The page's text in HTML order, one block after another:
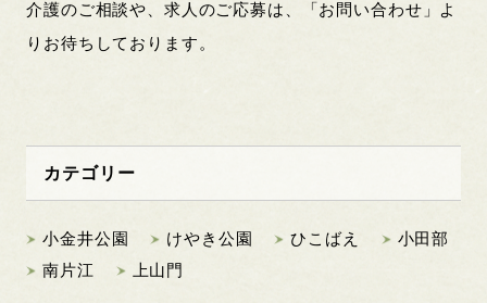
介護のご相談や、求人のご応募は、「お問い合わせ」よ
りお待ちしております。
カテゴリー
小金井公園 けやき公園 ひこばえ
小田部
南片江
上山門